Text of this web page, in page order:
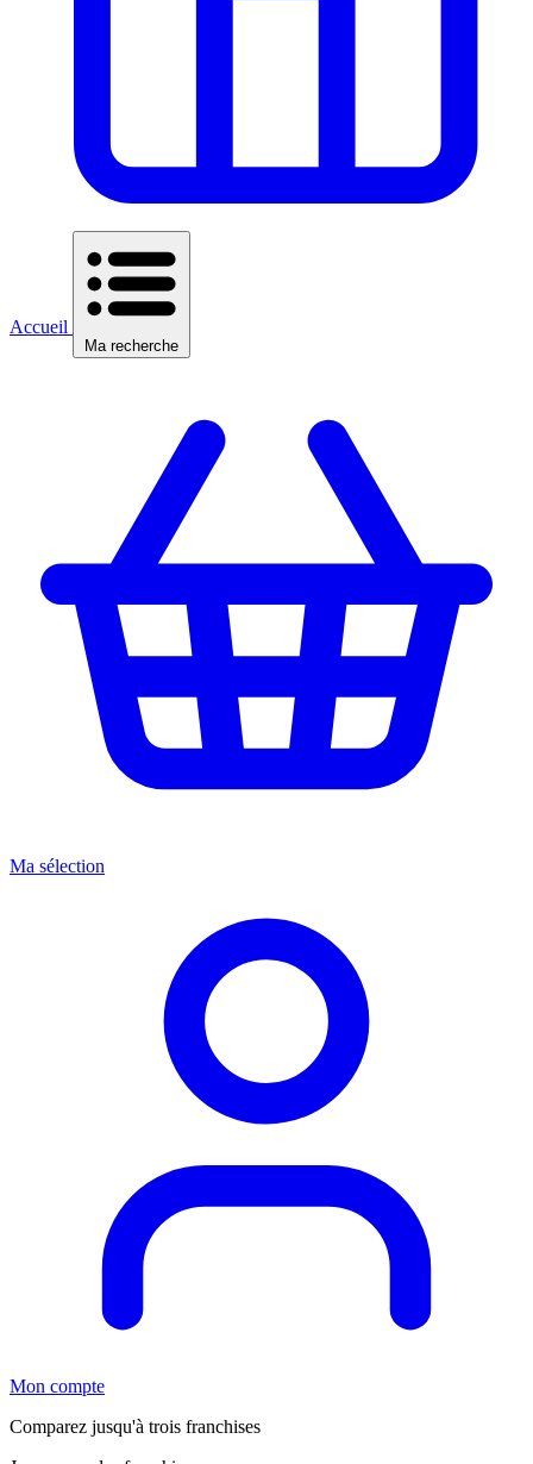
Accueil
Ma recherche
Ma sélection
Mon compte
Comparez jusqu'à trois franchises